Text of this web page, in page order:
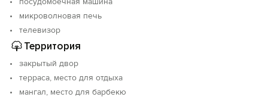
микроволновая печь
телевизор
Территория
закрытый двор
терраса, место для отдыха
мангал, место для барбекю